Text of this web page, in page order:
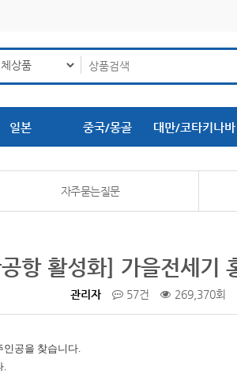
일본 중국/몽골 대만/코타키나바
루
자주묻는질문
항 활성화] 가을전세기
관리자 57건 269,370회
인공을 찾습니다.
.